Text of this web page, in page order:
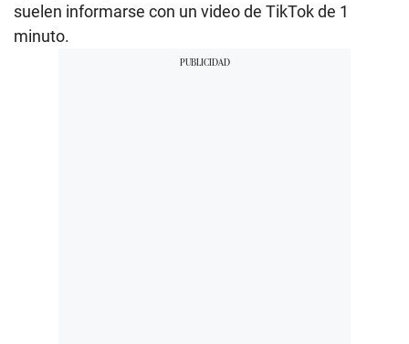
suelen informarse con un video de TikTok de 1
minuto.